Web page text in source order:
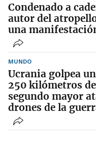
Condenado a
autor del
una
MUNDO
Ucrania golpea
250 kilómetros
segundo mayor
drones de la